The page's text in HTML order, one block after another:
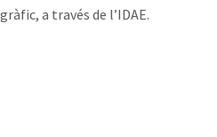
a través de l’IDAE.